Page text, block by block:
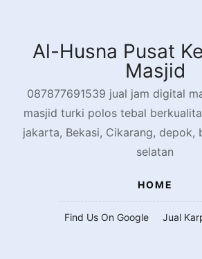
contentAl-Husna Pusat
Masjid
087877691539 jual jam digital
masjid turki polos tebal
jakarta, Bekasi, Cikarang, depok,
selatan
HOME
Find Us On Google Jual